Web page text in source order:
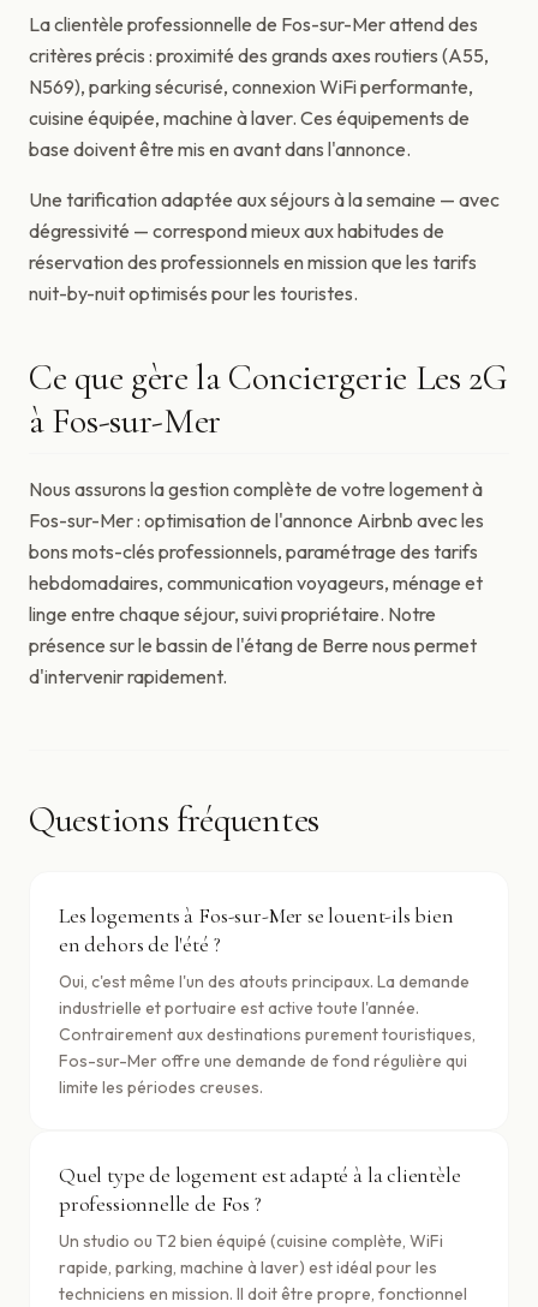
La clientèle professionnelle de Fos-sur-Mer attend des
critères précis : proximité des grands axes routiers (A55,
N569), parking sécurisé, connexion WiFi performante,
cuisine équipée, machine à laver. Ces équipements de
base doivent être mis en avant dans l'annonce.
Une tarification adaptée aux séjours à la semaine — avec
dégressivité — correspond mieux aux habitudes de
réservation des professionnels en mission que les tarifs
nuit-by-nuit optimisés pour les touristes.
Ce que gère la Conciergerie Les 2G
à Fos-sur-Mer
Nous assurons la gestion complète de votre logement à
Fos-sur-Mer : optimisation de l'annonce Airbnb avec les
bons mots-clés professionnels, paramétrage des tarifs
hebdomadaires, communication voyageurs, ménage et
linge entre chaque séjour, suivi propriétaire. Notre
présence sur le bassin de l'étang de Berre nous permet
d'intervenir rapidement.
Questions fréquentes
Les logements à Fos-sur-Mer se louent-ils bien
en dehors de l'été ?
Oui, c'est même l'un des atouts principaux. La demande
industrielle et portuaire est active toute l'année.
Contrairement aux destinations purement touristiques,
Fos-sur-Mer offre une demande de fond régulière qui
limite les périodes creuses.
Quel type de logement est adapté à la clientèle
professionnelle de Fos ?
Un studio ou T2 bien équipé (cuisine complète, WiFi
rapide, parking, machine à laver) est idéal pour les
techniciens en mission. Il doit être propre, fonctionnel